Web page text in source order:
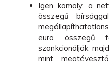
Igen komoly, a
összegű
euro összegű
szankcionálják
mint